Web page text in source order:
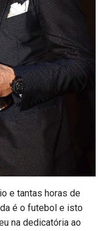
e tantas horas de
é o futebol e isto
na dedicatória ao